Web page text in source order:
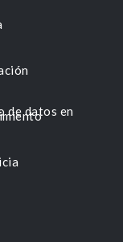
de datos en